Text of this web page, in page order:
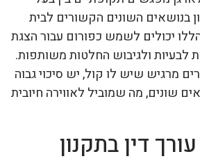
בנושאים השונים הקשורים לבית
יכולים לשמש כפורום עבור הצגת
לבעיות ולגיבוש החלטות משותפות.
מרגיש שיש לו קול, יש סיכוי גבוה
שונים, מה שמוביל לאווירה חיובית
דין בתקנון